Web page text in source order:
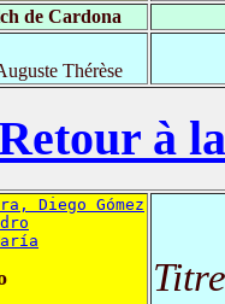
de Cardona
Thérèse
à
Diego Gómez